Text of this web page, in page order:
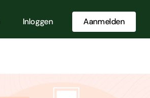
Inloggen Aanmelden